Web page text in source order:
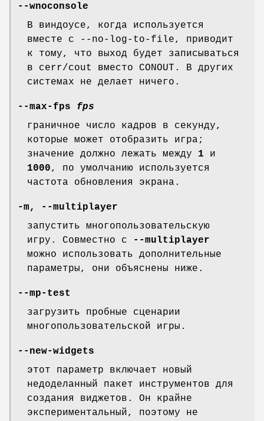
--wnoconsole
В виндоусе, когда используется
вместе с --no-log-to-file, приводит
к тому, что выход будет записываться
в cerr/cout вместо CONOUT. В других
системах не делает ничего.
--max-fps fps
граничное число кадров в секунду,
которые может отобразить игра;
значение должно лежать между 1 и
1000, по умолчанию используется
частота обновления экрана.
-m, --multiplayer
запустить многопользовательскую
игру. Совместно с
--multiplayer
можно использовать дополнительные
параметры, они объяснены ниже.
--mp-test
загрузить пробные сценарии
многопользовательской игры.
--new-widgets
этот параметр включает новый
недоделанный пакет инструментов для
создания виджетов. Он крайне
экспериментальный, поэтому не